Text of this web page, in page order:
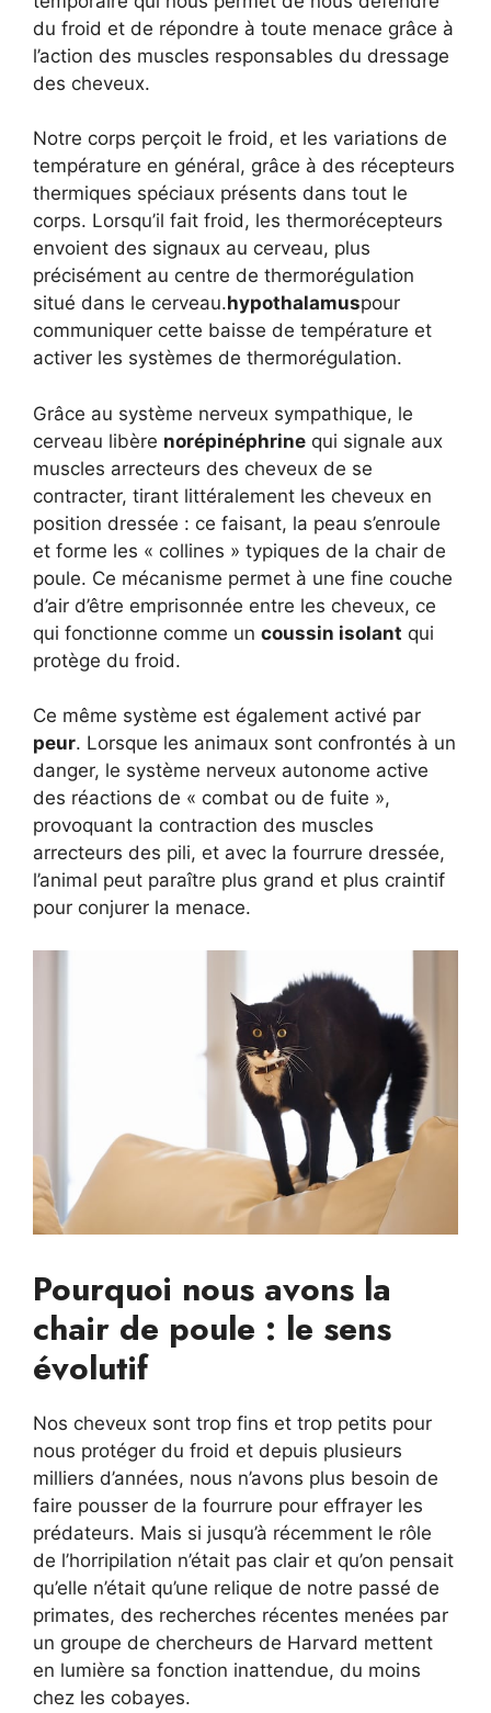
du froid et de répondre à toute menace grâce à
l’action des muscles responsables du dressage
des cheveux.
Notre corps perçoit le froid, et les variations de
température en général, grâce à des récepteurs
thermiques spéciaux présents dans tout le
corps. Lorsqu’il fait froid, les thermorécepteurs
envoient des signaux au cerveau, plus
précisément au centre de thermorégulation
situé dans le cerveau.hypothalamuspour
communiquer cette baisse de température et
activer les systèmes de thermorégulation.
Grâce au système nerveux sympathique, le
cerveau libère norépinéphrine qui signale aux
muscles arrecteurs des cheveux de se
contracter, tirant littéralement les cheveux en
position dressée : ce faisant, la peau s’enroule
et forme les « collines » typiques de la chair de
poule. Ce mécanisme permet à une fine couche
d’air d’être emprisonnée entre les cheveux, ce
qui fonctionne comme un coussin isolant qui
protège du froid.
Ce même système est également activé par
peur. Lorsque les animaux sont confrontés à un
danger, le système nerveux autonome active
des réactions de « combat ou de fuite »,
provoquant la contraction des muscles
arrecteurs des pili, et avec la fourrure dressée,
l’animal peut paraître plus grand et plus craintif
pour conjurer la menace.
Pourquoi nous avons la
chair de poule : le sens
évolutif
Nos cheveux sont trop fins et trop petits pour
nous protéger du froid et depuis plusieurs
milliers d’années, nous n’avons plus besoin de
faire pousser de la fourrure pour effrayer les
prédateurs. Mais si jusqu’à récemment le rôle
de l’horripilation n’était pas clair et qu’on pensait
qu’elle n’était qu’une relique de notre passé de
primates, des recherches récentes menées par
un groupe de chercheurs de Harvard mettent
en lumière sa fonction inattendue, du moins
chez les cobayes.